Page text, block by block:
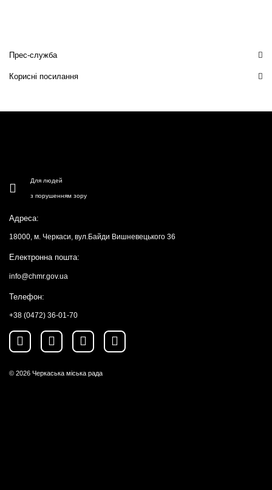
Прес-служба
Корисні посилання
Для людей
з порушенням зору
Адреса:
18000, м. Черкаси, вул.Байди Вишневецького 36
Електронна пошта:
info@chmr.gov.ua
Телефон:
+38 (0472) 36-01-70
© 2026 Черкаська міська рада